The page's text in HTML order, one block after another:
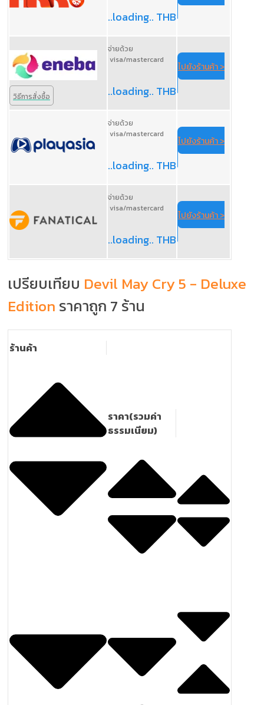
..loading.. THB
วิธีการสั่งซื้อ
จ่ายด้วย
visa/mastercard
..loading.. THB
ไปยังร้านค้า >
จ่ายด้วย
visa/mastercard
..loading.. THB
ไปยังร้านค้า >
จ่ายด้วย
visa/mastercard
..loading.. THB
ไปยังร้านค้า >
เปรียบเทียบ Devil May Cry 5 - Deluxe
Edition ราคาถูก 7 ร้าน
ร้านค้า
ราคา(รวมค่า
ธรรมเนียม)